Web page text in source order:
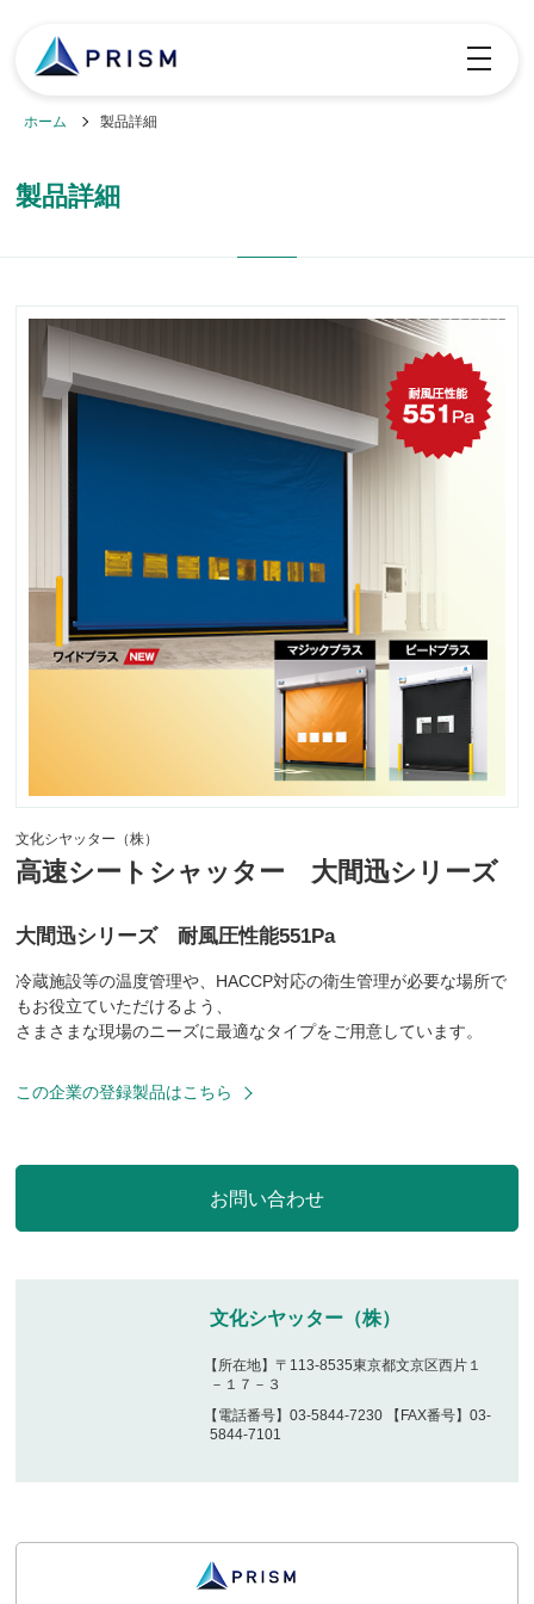
toggle
ホーム 製品詳細
製品詳細
文化シヤッター（株）
高速シートシャッター 大間迅シリーズ
大間迅シリーズ 耐風圧性能551Pa
冷蔵施設等の温度管理や、HACCP対応の衛生管理が必要な場所で
もお役立ていただけるよう、
さまさまな現場のニーズに最適なタイプをご用意しています。
この企業の登録製品はこちら
文化シヤッター（株）
【所在地】〒113-8535東京都文京区西片１
－１７－３
【電話番号】03-5844-7230 【FAX番号】03-
5844-7101